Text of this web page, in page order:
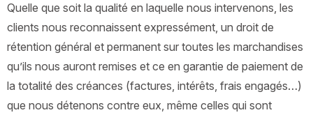
Quelle que soit la qualité en laquelle nous intervenons, les
clients nous reconnaissent expressément, un droit de
rétention général et permanent sur toutes les marchandises
qu’ils nous auront remises et ce en garantie de paiement de
la totalité des créances (factures, intérêts, frais engagés…)
que nous détenons contre eux, même celles qui sont